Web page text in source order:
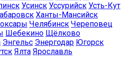
Усинск Уссурийск Усть-Кут
Ханты-Мансийск
Челябинск Череповец
Шебекино Щёлково
Энгельс Энергодар Югорск
Ялта Ярославль